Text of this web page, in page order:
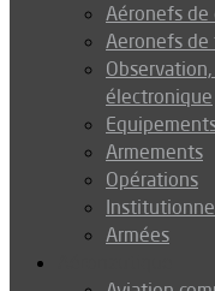
Aéronefs de
Aeronefs
électronique
Armements
Opérations
Armées